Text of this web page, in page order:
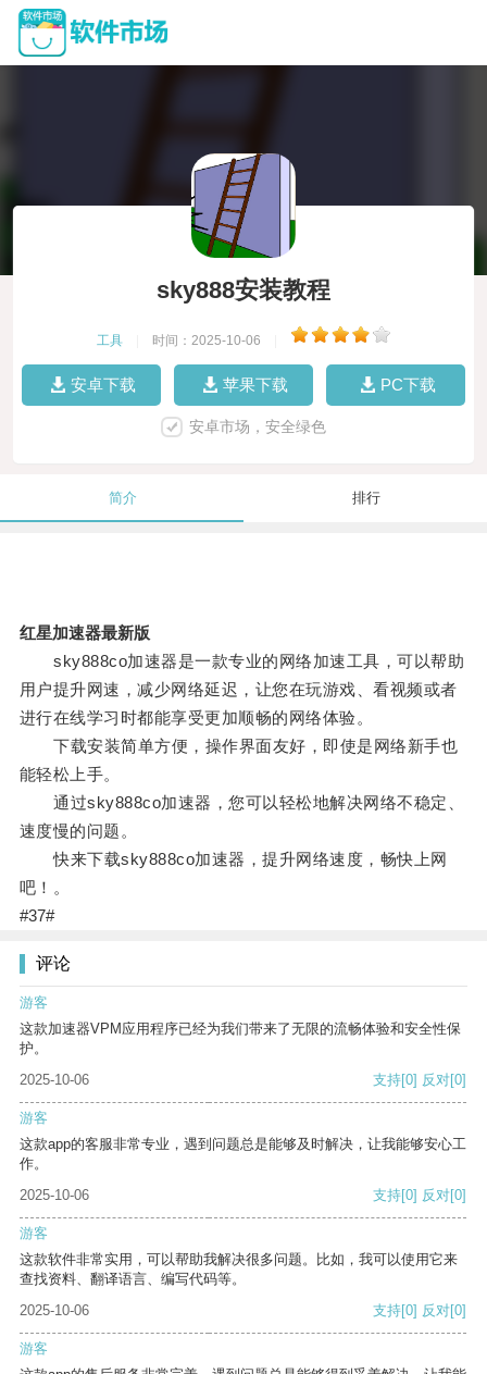
sky888安装教程
工具 时间：2025-10-06
安卓下载 苹果下载 PC下载
安卓市场，安全绿色
简介 排行
红星加速器最新版
sky888co加速器是一款专业的网络加速工具，可以帮助
用户提升网速，减少网络延迟，让您在玩游戏、看视频或者
进行在线学习时都能享受更加顺畅的网络体验。
下载安装简单方便，操作界面友好，即使是网络新手也
能轻松上手。
通过sky888co加速器，您可以轻松地解决网络不稳定、
速度慢的问题。
快来下载sky888co加速器，提升网络速度，畅快上网
吧！。
#37#
评论
游客
这款加速器VPM应用程序已经为我们带来了无限的流畅体验和安全性保
护。
2025-10-06
支持[0] 反对[0]
游客
这款app的客服非常专业，遇到问题总是能够及时解决，让我能够安心工
作。
2025-10-06
支持[0] 反对[0]
游客
这款软件非常实用，可以帮助我解决很多问题。比如，我可以使用它来
查找资料、翻译语言、编写代码等。
2025-10-06
支持[0] 反对[0]
游客